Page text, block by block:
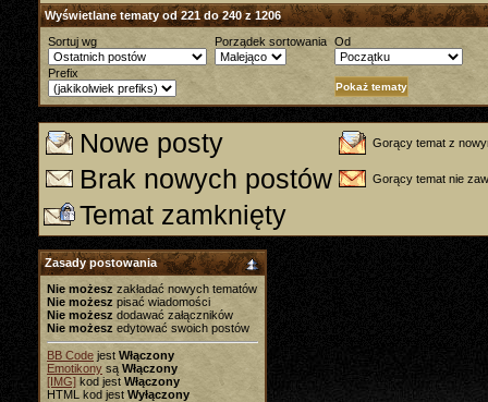
Wyświetlane tematy od 221 do 240 z 1206
Sortuj wg
Porządek sortowania Od
Prefix
Nowe posty Gorący temat z
Brak nowych postów Gorący temat nie
Temat zamknięty
Zasady postowania
Nie możesz zakładać nowych tematów
Nie możesz pisać wiadomości
Nie możesz dodawać załączników
Nie możesz edytować swoich postów
BB Code jest Włączony
Emotikony są Włączony
[IMG] kod jest Włączony
HTML kod jest Wyłączony